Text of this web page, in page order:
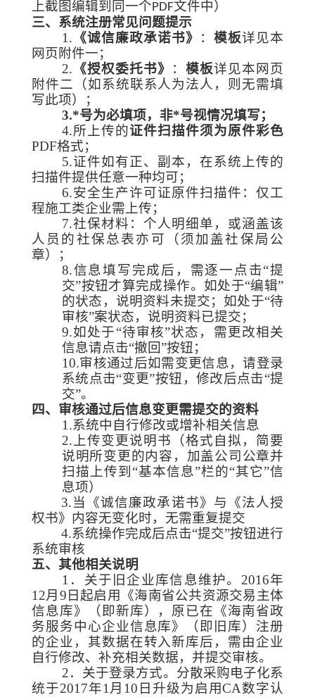
上截图编辑到同一个PDF文件中）
三、系统注册常见问题提示
1. 《诚信廉政承诺书》 ： 模板详见本
网页附件一；
2. 《授权委托书》 ： 模板详见本网页
附件二（如系统联系人为法人，则无需填
写此项）；
3.*号为必填项，非*号视情况填写；
4.所上传的证件扫描件须为原件彩色
PDF格式；
5.证件如有正、副本，在系统上传的
扫描件提供任意一种均可；
6.安全生产许可证原件扫描件：仅工
程施工类企业需上传；
7.社保材料：个人明细单，或涵盖该
人员的社保总表亦可（须加盖社保局公
章）；
8.信息填写完成后，需逐一点击“提
交”按钮才算完成操作。如处于“编辑”
的状态，说明资料未提交；如处于“待
审核”案状态，说明资料已提交；
9.如处于“待审核”状态，需更改相关
信息请点击“撤回”按钮；
10.审核通过后如需变更信息，请登录
系统点击“变更”按钮，修改后点击“提
交”。
四、审核通过后信息变更需提交的资料
1.系统中自行修改或增补相关信息
2.上传变更说明书（格式自拟，简要
说明所变更的内容，加盖公司公章并
扫描上传到“基本信息”栏的“其它”信
息项）
3.当《诚信廉政承诺书》与《法人授
权书》内容无变化时，无需重复提交
4.系统操作完成后点击“提交”按钮进行
系统审核
五、其他相关说明
1．关于旧企业库信息维护。2016年
12月9日起启用《海南省公共资源交易主体
信息库》（即新库），原已在《海南省政
务服务中心企业信息库》（即旧库）注册
的企业，其数据在转入新库后，需由企业
自行修改、补充相关数据，并提交审核。
2．关于登录方式。分散采购电子化系
统于2017年1月10日升级为启用CA数字认